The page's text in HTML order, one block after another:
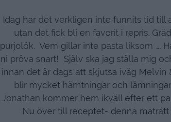
Idag har det verkligen inte funnits tid till
utan det fick bli en favorit i repris.
purjolök. Vem gillar inte pasta liksom ….
ni pröva snart! Själv ska jag ställa mig
innan det är dags att skjutsa iväg
blir mycket hämtningar och
Jonathan kommer hem ikväll efter ett
Nu över till receptet- denna